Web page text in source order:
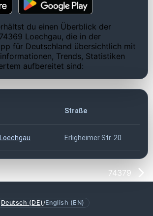
du einen Überblick der
Loechgau, die in der
für Deutschland übersichtlich mit
Trends, Statistiken
aufbereitet sind:
Straße
Erligheimer Str. 20
74379
Deutsch (DE) /English (EN)